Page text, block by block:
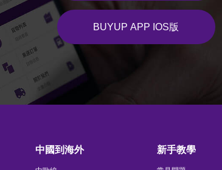
BUYUP APP IOS版
中國到海外 新手教學